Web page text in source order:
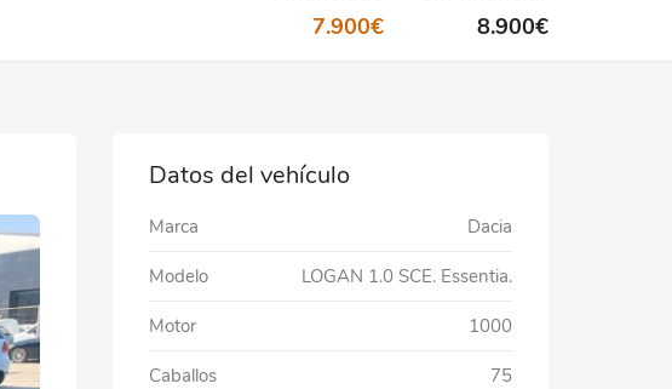
8.900€
7.900€
Datos del vehículo
Marca Dacia
Modelo LOGAN 1.0 SCE. Essentia.
Motor 1000
Caballos 75